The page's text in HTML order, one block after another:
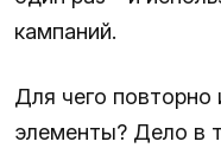
кампаний.
Для чего повторно
элементы? Дело в